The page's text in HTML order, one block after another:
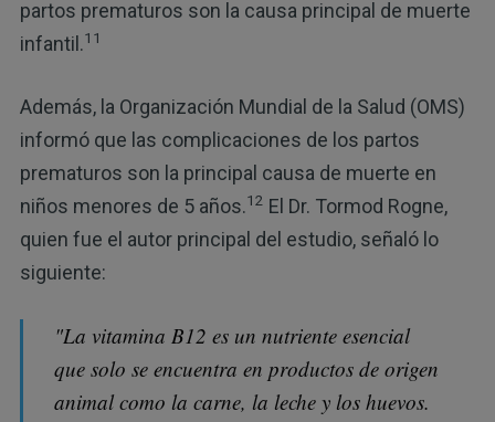
partos prematuros son la causa principal de muerte
infantil.11
Además, la Organización Mundial de la Salud (OMS)
informó que las complicaciones de los partos
prematuros son la principal causa de muerte en
niños menores de 5 años.12 El Dr. Tormod Rogne,
quien fue el autor principal del estudio, señaló lo
siguiente:
"La vitamina B12 es un nutriente esencial
que solo se encuentra en productos de origen
animal como la carne, la leche y los huevos.